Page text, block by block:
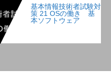
基本情報技術者試験対
策 21 OSの働き 基
本ソフトウェア